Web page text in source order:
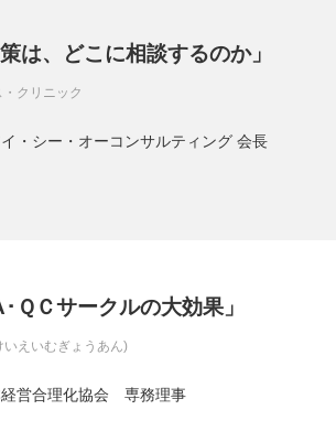
実現道場(10)
、どこに相談するのか」
クリニック
・シー・オーコンサルティング 会長
Ｃサークルの大効果」
えいむぎょうあん)
経営合理化協会 専務理事